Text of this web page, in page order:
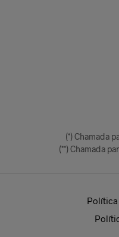
(*) Chamada
(**) Chamada